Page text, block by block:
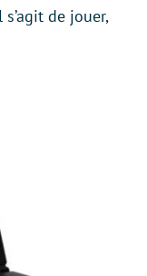
de jouer,